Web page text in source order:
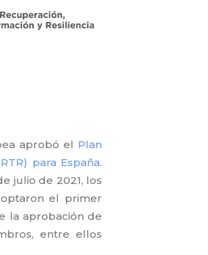
aprobó el Plan
para España.
julio de 2021, los
el primer
la aprobación de
entre ellos